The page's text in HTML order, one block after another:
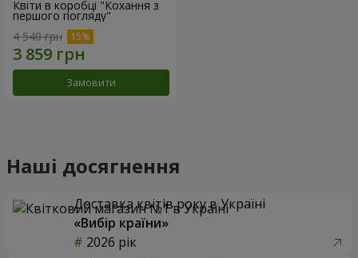
Квіти в коробці "Кохання з
першого погляду"
4 540 грн
Замовити
Наші досягнення
Доставка квітів року в Україні
«Вибір країни»
2026 рік